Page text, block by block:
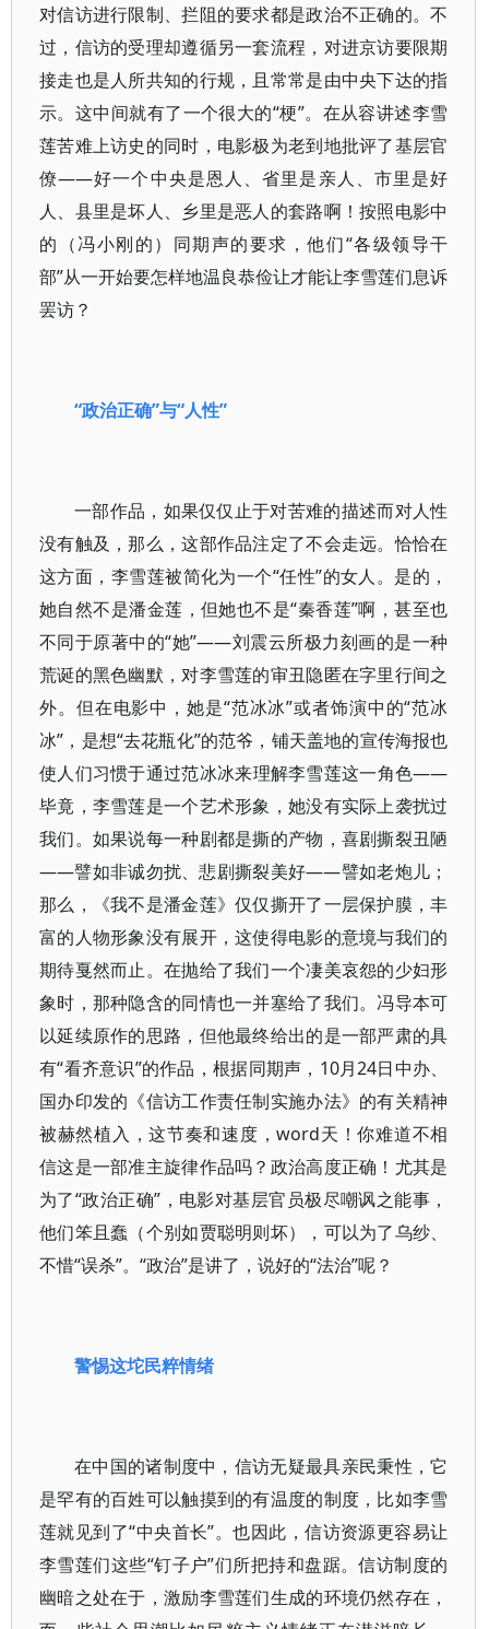
对信访进行限制、拦阻的要求都是政治不正确的。不
过，信访的受理却遵循另一套流程，对进京访要限期
接走也是人所共知的行规，且常常是由中央下达的指
示。这中间就有了一个很大的“梗”。在从容讲述李雪
莲苦难上访史的同时，电影极为老到地批评了基层官
僚——好一个中央是恩人、省里是亲人、市里是好
人、县里是坏人、乡里是恶人的套路啊！按照电影中
的（冯小刚的）同期声的要求，他们“各级领导干
部”从一开始要怎样地温良恭俭让才能让李雪莲们息诉
罢访？
“政治正确”与“人性”
一部作品，如果仅仅止于对苦难的描述而对人性
没有触及，那么，这部作品注定了不会走远。恰恰在
这方面，李雪莲被简化为一个“任性”的女人。是的，
她自然不是潘金莲，但她也不是“秦香莲”啊，甚至也
不同于原著中的“她”——刘震云所极力刻画的是一种
荒诞的黑色幽默，对李雪莲的审丑隐匿在字里行间之
外。但在电影中，她是“范冰冰”或者饰演中的“范冰
冰”，是想“去花瓶化”的范爷，铺天盖地的宣传海报也
使人们习惯于通过范冰冰来理解李雪莲这一角色——
毕竟，李雪莲是一个艺术形象，她没有实际上袭扰过
我们。如果说每一种剧都是撕的产物，喜剧撕裂丑陋
——譬如非诚勿扰、悲剧撕裂美好——譬如老炮儿；
那么，《我不是潘金莲》仅仅撕开了一层保护膜，丰
富的人物形象没有展开，这使得电影的意境与我们的
期待戛然而止。在抛给了我们一个凄美哀怨的少妇形
象时，那种隐含的同情也一并塞给了我们。冯导本可
以延续原作的思路，但他最终给出的是一部严肃的具
有“看齐意识”的作品，根据同期声，10月24日中办、
国办印发的《信访工作责任制实施办法》的有关精神
被赫然植入，这节奏和速度，word天！你难道不相
信这是一部准主旋律作品吗？政治高度正确！尤其是
为了“政治正确”，电影对基层官员极尽嘲讽之能事，
他们笨且蠢（个别如贾聪明则坏），可以为了乌纱、
不惜“误杀”。“政治”是讲了，说好的“法治”呢？
警惕这坨民粹情绪
在中国的诸制度中，信访无疑最具亲民秉性，它
是罕有的百姓可以触摸到的有温度的制度，比如李雪
莲就见到了“中央首长”。也因此，信访资源更容易让
李雪莲们这些“钉子户”们所把持和盘踞。信访制度的
幽暗之处在于，激励李雪莲们生成的环境仍然存在，